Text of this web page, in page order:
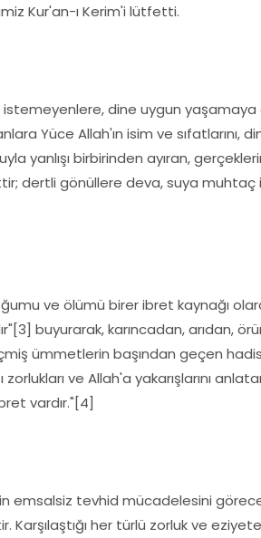
Kur'an-ı Kerim'i lütfetti.
dine uygun yaşamaya
Yüce Allah'ın isim ve sıfatlarını,
yanlışı birbirinden ayıran,
dertli gönüllere deva, suya muhtaç
ve ölümü birer ibret kaynağı
buyurarak, karıncadan, arıdan,
ümmetlerin başından geçen
ve Allah'a yakarışlarını
vardır."[4]
emsalsiz tevhid mücadelesini
her türlü zorluk ve